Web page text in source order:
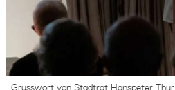
Grusswort von Stadtrat Hanspeter Thür